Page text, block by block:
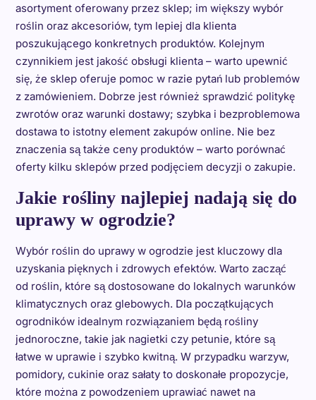
asortyment oferowany przez sklep; im większy wybór
roślin oraz akcesoriów, tym lepiej dla klienta
poszukującego konkretnych produktów. Kolejnym
czynnikiem jest jakość obsługi klienta – warto upewnić
się, że sklep oferuje pomoc w razie pytań lub problemów
z zamówieniem. Dobrze jest również sprawdzić politykę
zwrotów oraz warunki dostawy; szybka i bezproblemowa
dostawa to istotny element zakupów online. Nie bez
znaczenia są także ceny produktów – warto porównać
oferty kilku sklepów przed podjęciem decyzji o zakupie.
Jakie rośliny najlepiej nadają się do
uprawy w ogrodzie?
Wybór roślin do uprawy w ogrodzie jest kluczowy dla
uzyskania pięknych i zdrowych efektów. Warto zacząć
od roślin, które są dostosowane do lokalnych warunków
klimatycznych oraz glebowych. Dla początkujących
ogrodników idealnym rozwiązaniem będą rośliny
jednoroczne, takie jak nagietki czy petunie, które są
łatwe w uprawie i szybko kwitną. W przypadku warzyw,
pomidory, cukinie oraz sałaty to doskonałe propozycje,
które można z powodzeniem uprawiać nawet na